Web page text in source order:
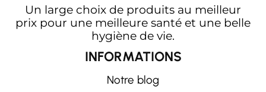
Un large choix de produits au meilleur
prix pour une meilleure santé et une belle
hygiène de vie.
INFORMATIONS
Notre blog